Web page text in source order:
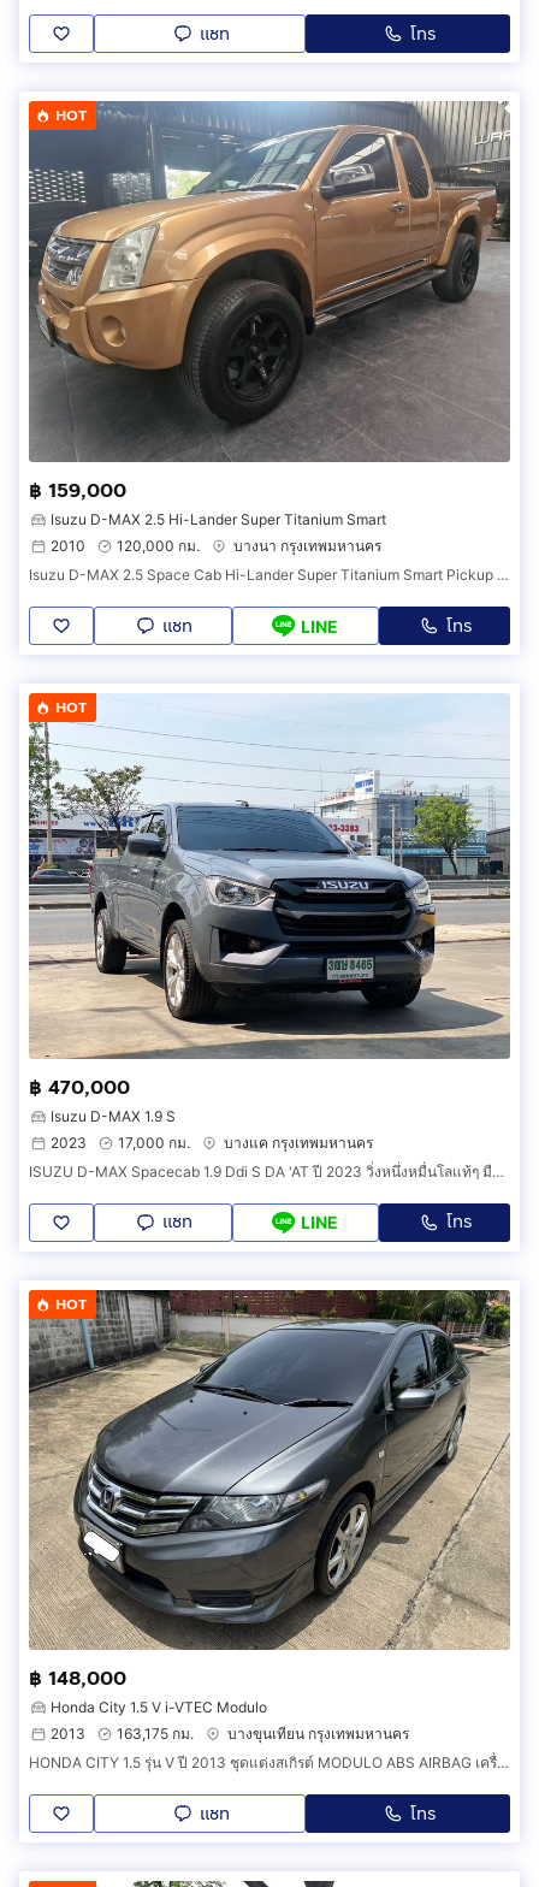
แชท โทร
HOT
฿ 159,000
Isuzu D-MAX 2.5 Hi-Lander Super Titanium Smart
2010
120,000 กม.
บางนา กรุงเทพมหานคร
Isuzu D-MAX 2.5 Space Cab Hi-Lander Super Titanium Smart Pickup ปี 2010
แชท LINE โทร
HOT
฿ 470,000
Isuzu D-MAX 1.9 S
2023
17,000 กม.
บางแค กรุงเทพมหานคร
ISUZU D-MAX Spacecab 1.9 Ddi S DA 'AT ปี 2023 วิ่งหนึ่งหมื่นโลแท้ๆ มือเดียวสภาพป้ายแดง ราคาถูก
แชท LINE โทร
HOT
฿ 148,000
Honda City 1.5 V i-VTEC Modulo
2013
163,175 กม.
บางขุนเทียน กรุงเทพมหานคร
HONDA CITY 1.5 รุ่น V ปี 2013 ชุดแต่งสเกิรต์ MODULO ABS AIRBAG เครื่อง I-VTEC เกียร์ AUTO Max Honda DC5 17 ปี 25 สีเทา น็อตไม่ขยับ ไม่เคยชน
แชท โทร